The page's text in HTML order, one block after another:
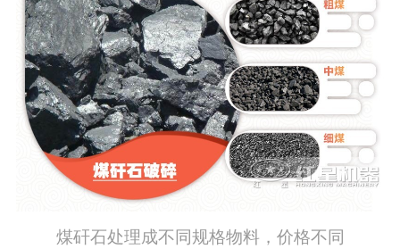
煤矸石处理成不同规格物料，价格不同